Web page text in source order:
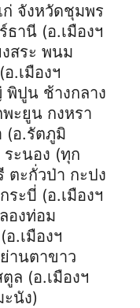
จังหวัดชุมพร
านี (อ.เมืองฯ
สระ พนม
.เมืองฯ
ปูน ช้างกลาง
ะยูน กงหรา
(อ.รัตภูมิ
ะนอง (ทุก
ตะกั่วป่า กะปง
ระบี่ (อ.เมืองฯ
องท่อม
.เมืองฯ
านตาขาว
ล (อ.เมืองฯ
นัง)